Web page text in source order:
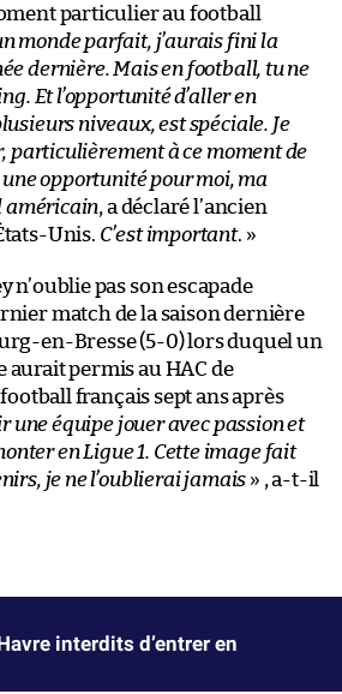
particulier au football
monde parfait, j’aurais fini la
dernière. Mais en football, tu ne
Et l’opportunité d’aller en
niveaux, est spéciale. Je
particulièrement à ce moment de
une opportunité pour moi, ma
américain, a déclaré l’ancien
Unis. C’est important. »
n’oublie pas son escapade
match de la saison dernière
en-Bresse (5-0) lors duquel un
permis au HAC de
français sept ans après
une équipe jouer avec passion et
en Ligue 1. Cette image fait
je ne l’oublierai jamais » , a-t-il
interdits d’entrer en